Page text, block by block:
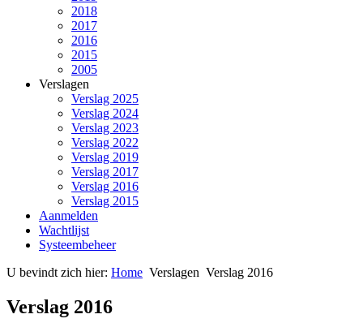
2018
2017
2016
2015
2005
Verslagen
Verslag 2025
Verslag 2024
Verslag 2023
Verslag 2022
Verslag 2019
Verslag 2017
Verslag 2016
Verslag 2015
Aanmelden
Wachtlijst
Systeembeheer
U bevindt zich hier: Home Verslagen Verslag 2016
Verslag 2016